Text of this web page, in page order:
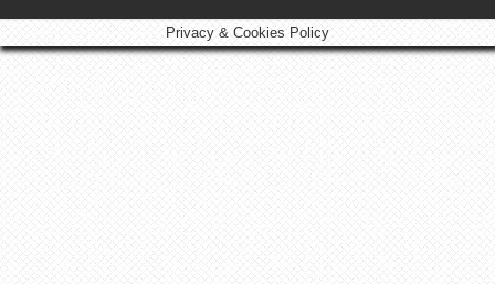
Privacy & Cookies Policy